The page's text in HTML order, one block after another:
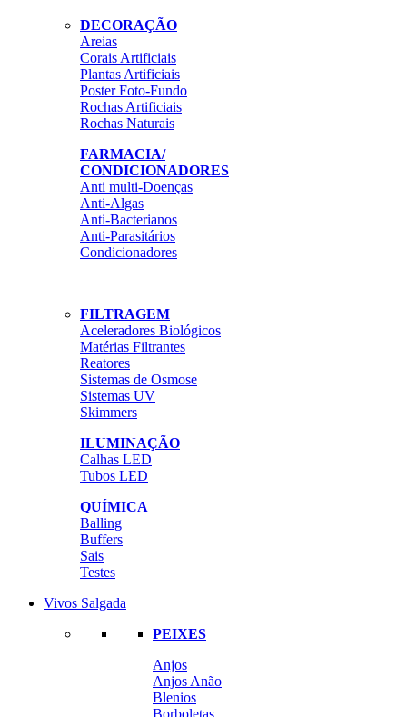
DECORAÇÃO
Areias
Corais Artificiais
Plantas Artificiais
Poster Foto-Fundo
Rochas Artificiais
Rochas Naturais
FARMACIA/
CONDICIONADORES
Anti multi-Doenças
Anti-Algas
Anti-Bacterianos
Anti-Parasitários
Condicionadores
FILTRAGEM
Aceleradores Biológicos
Matérias Filtrantes
Reatores
Sistemas de Osmose
Sistemas UV
Skimmers
ILUMINAÇÃO
Calhas LED
Tubos LED
QUÍMICA
Balling
Buffers
Sais
Testes
Vivos Salgada
PEIXES
Anjos
Anjos Anão
Blenios
Borboletas